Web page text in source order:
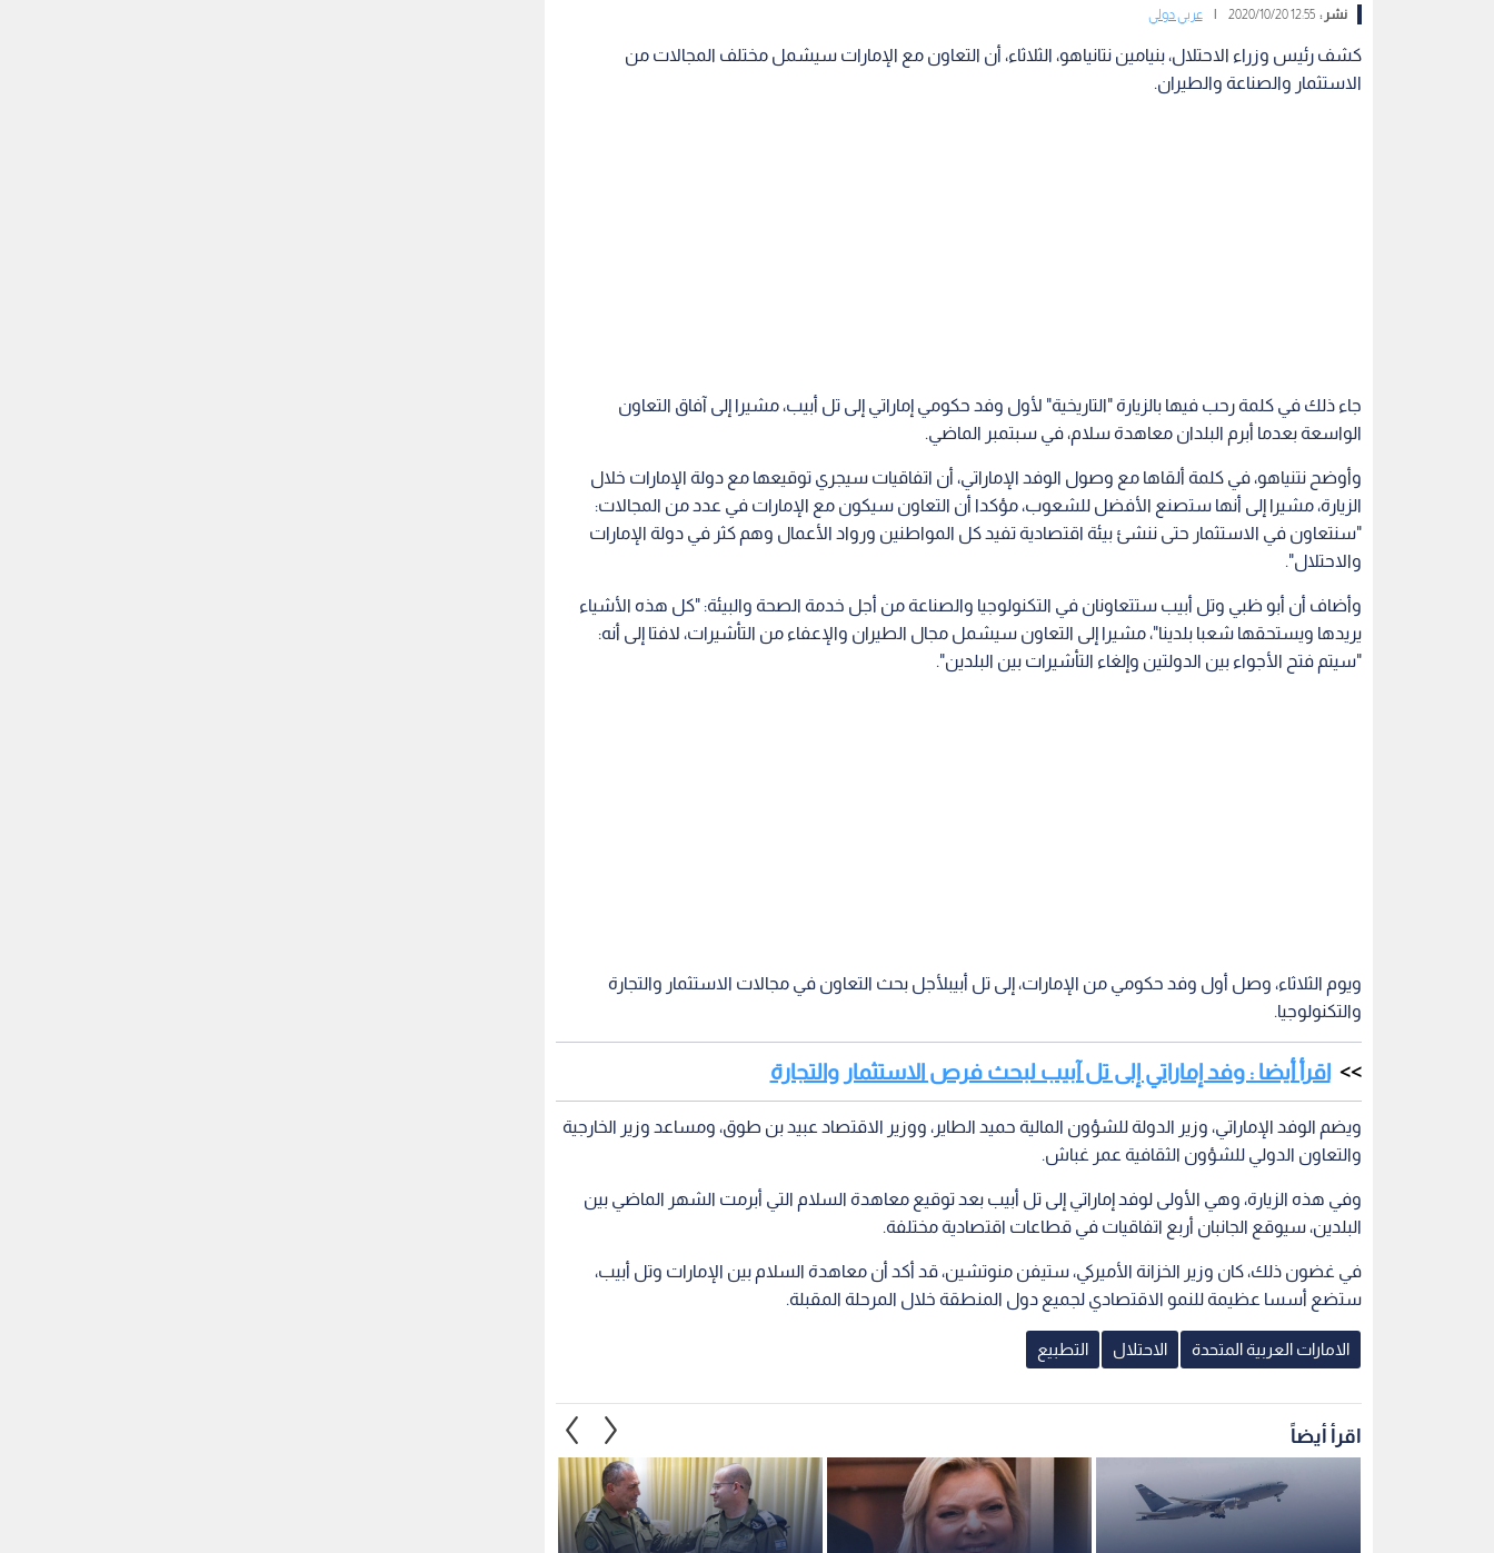
نشر :12:55 2020/10/20 عربي دولي
كشف رئيس وزراء الاحتلال، بنيامين نتانياهو، الثلاثاء، أن التعاون مع الإمارات سيشمل مختلف المجالات من
الاستثمار والصناعة والطيران.
جاء ذلك في كلمة رحب فيها بالزيارة "التاريخية" لأول وفد حكومي إماراتي إلى تل أبيب، مشيرا إلى آفاق التعاون
الواسعة بعدما أبرم البلدان معاهدة سلام، في سبتمبر الماضي.
وأوضح نتنياهو، في كلمة ألقاها مع وصول الوفد الإماراتي، أن اتفاقيات سيجري توقيعها مع دولة الإمارات خلال
الزيارة، مشيرا إلى أنها ستصنع الأفضل للشعوب، مؤكدا أن التعاون سيكون مع الإمارات في عدد من المجالات:
"سنتعاون في الاستثمار حتى ننشئ بيئة اقتصادية تفيد كل المواطنين ورواد الأعمال وهم كثر في دولة الإمارات
والاحتلال".
وأضاف أن أبو ظبي وتل أبيب ستتعاونان في التكنولوجيا والصناعة من أجل خدمة الصحة والبيئة: "كل هذه الأشياء
يريدها ويستحقها شعبا بلدينا"، مشيرا إلى التعاون سيشمل مجال الطيران والإعفاء من التأشيرات، لافتا إلى أنه:
"سيتم فتح الأجواء بين الدولتين وإلغاء التأشيرات بين البلدين".
ويوم الثلاثاء، وصل أول وفد حكومي من الإمارات، إلى تل أبيبلأجل بحث التعاون في مجالات الاستثمار والتجارة
والتكنولوجيا.
اقرأ أيضا : وفد إماراتي إلى تل آبيب لبحث فرص الاستثمار والتجارة
ويضم الوفد الإماراتي، وزير الدولة للشؤون المالية حميد الطاير، ووزير الاقتصاد عبيد بن طوق، ومساعد وزير الخارجية
والتعاون الدولي للشؤون الثقافية عمر غباش.
وفي هذه الزيارة، وهي الأولى لوفد إماراتي إلى تل أبيب بعد توقيع معاهدة السلام التي أبرمت الشهر الماضي بين
البلدين، سيوقع الجانبان أربع اتفاقيات في قطاعات اقتصادية مختلفة.
في غضون ذلك، كان وزير الخزانة الأميركي، ستيفن منوتشين، قد أكد أن معاهدة السلام بين الإمارات وتل أبيب،
ستضع أسسا عظيمة للنمو الاقتصادي لجميع دول المنطقة خلال المرحلة المقبلة.
الامارات العربية المتحدة الاحتلال التطبيع
اقرأ أيضاً